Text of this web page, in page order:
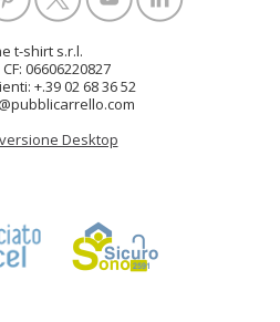
t-shirt s.r.l.
06606220827
+.39 02 68 36 52
Desktop